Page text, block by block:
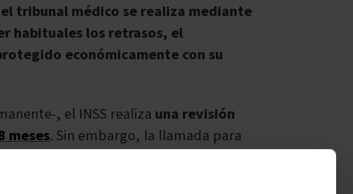
tribunal médico se realiza mediante
habituales los retrasos, el
económicamente con su
, el INSS realiza una revisión
meses. Sin embargo, la llamada para